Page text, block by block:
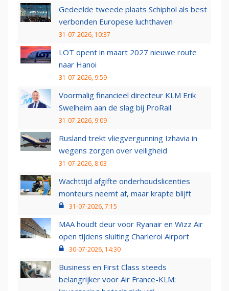
Gedeelde tweede plaats Schiphol als best
verbonden Europese luchthaven
31-07-2026, 10:37
LOT opent in maart 2027 nieuwe route
naar Hanoi
31-07-2026, 9:59
Voormalig financieel directeur KLM Erik
Swelheim aan de slag bij ProRail
31-07-2026, 9:09
Rusland trekt vliegvergunning Izhavia in
wegens zorgen over veiligheid
31-07-2026, 8:03
Wachttijd afgifte onderhoudslicenties
monteurs neemt af, maar krapte blijft
31-07-2026, 7:15
MAA houdt deur voor Ryanair en Wizz Air
open tijdens sluiting Charleroi Airport
30-07-2026, 14:30
Business en First Class steeds
belangrijker voor Air France-KLM: